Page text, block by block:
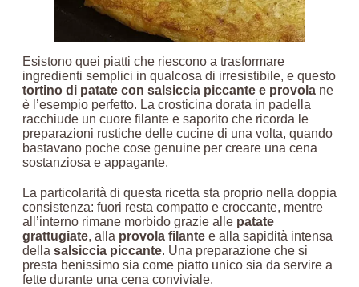
Esistono quei piatti che riescono a trasformare
ingredienti semplici in qualcosa di irresistibile, e questo
tortino di patate con salsiccia piccante e provola ne
è l’esempio perfetto. La crosticina dorata in padella
racchiude un cuore filante e saporito che ricorda le
preparazioni rustiche delle cucine di una volta, quando
bastavano poche cose genuine per creare una cena
sostanziosa e appagante.
La particolarità di questa ricetta sta proprio nella doppia
consistenza: fuori resta compatto e croccante, mentre
all’interno rimane morbido grazie alle patate
grattugiate, alla provola filante e alla sapidità intensa
della salsiccia piccante. Una preparazione che si
presta benissimo sia come piatto unico sia da servire a
fette durante una cena conviviale.